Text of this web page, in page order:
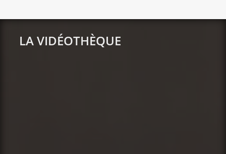
LA VIDÉOTHÈQUE